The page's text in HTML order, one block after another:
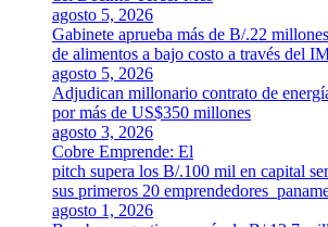
agosto 5, 2026
Gabinete aprueba más de B/.22
de alimentos a bajo costo a través del
agosto 5, 2026
Adjudican millonario contrato de
por más de US$350 millones
agosto 3, 2026
Cobre Emprende: El
pitch supera los B/.100 mil en capital
sus primeros 20 emprendedores
agosto 1, 2026